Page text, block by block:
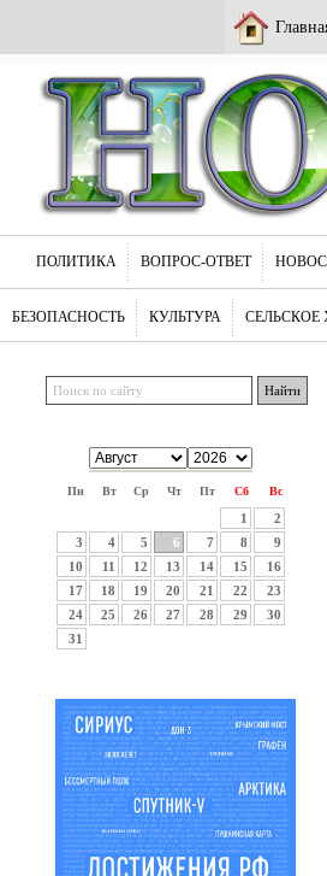
ПОЛИТИКА ВОПРОС-ОТВЕТ
БЕЗОПАСНОСТЬ КУЛЬТУРА СЕЛЬСКОЕ
Пн Вт Ср Чт Пт Сб Вс
1
2
3
4 5 6 7 8
9
10
11 12 13 14 15
16
17
18 19 20 21 22
23
24
25 26 27 28 29
30
31